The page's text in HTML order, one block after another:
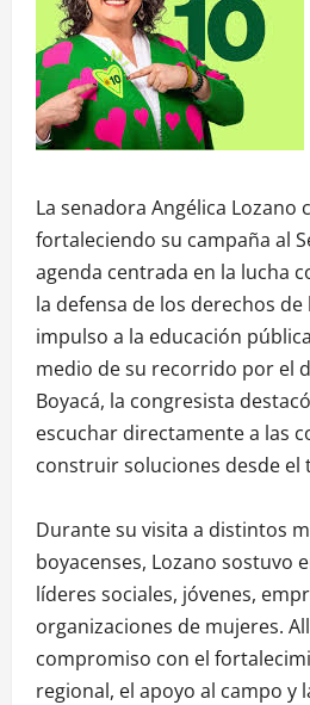
La senadora Angélica Lozano
fortaleciendo su campaña al
agenda centrada en la lucha
la defensa de los derechos de
impulso a la educación
medio de su recorrido por el
Boyacá, la congresista
escuchar directamente a las
construir soluciones desde
Durante su visita a distintos
boyacenses, Lozano sostuvo
líderes sociales, jóvenes,
organizaciones de mujeres.
compromiso con el
regional, el apoyo al campo y